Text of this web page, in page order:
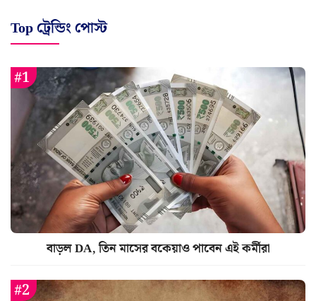
Top ট্রেন্ডিং পোস্ট
বাড়ল DA, তিন মাসের বকেয়াও পাবেন এই কর্মীরা